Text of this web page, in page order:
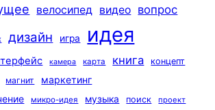
велосипед видео вопрос
дизайн игра идея
камера карта книга
концепт
магнит
маркетинг
микро-идея музыка поиск проект